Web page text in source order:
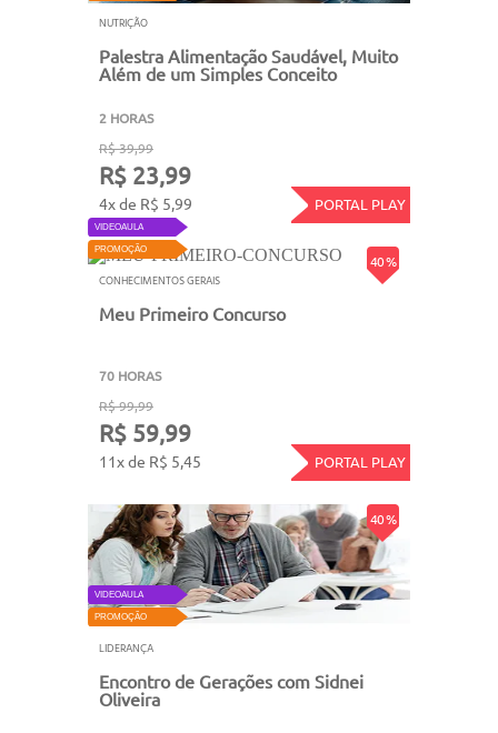
NUTRIÇÃO
Palestra Alimentação Saudável, Muito
Além de um Simples Conceito
2 HORAS
R$ 39,99
R$ 23,99
4x de R$ 5,99 PORTAL PLAY
40 %
VIDEOAULA
PROMOÇÃO
CONHECIMENTOS GERAIS
Meu Primeiro Concurso
70 HORAS
R$ 99,99
R$ 59,99
11x de R$ 5,45 PORTAL PLAY
40 %
VIDEOAULA
PROMOÇÃO
LIDERANÇA
Encontro de Gerações com Sidnei
Oliveira